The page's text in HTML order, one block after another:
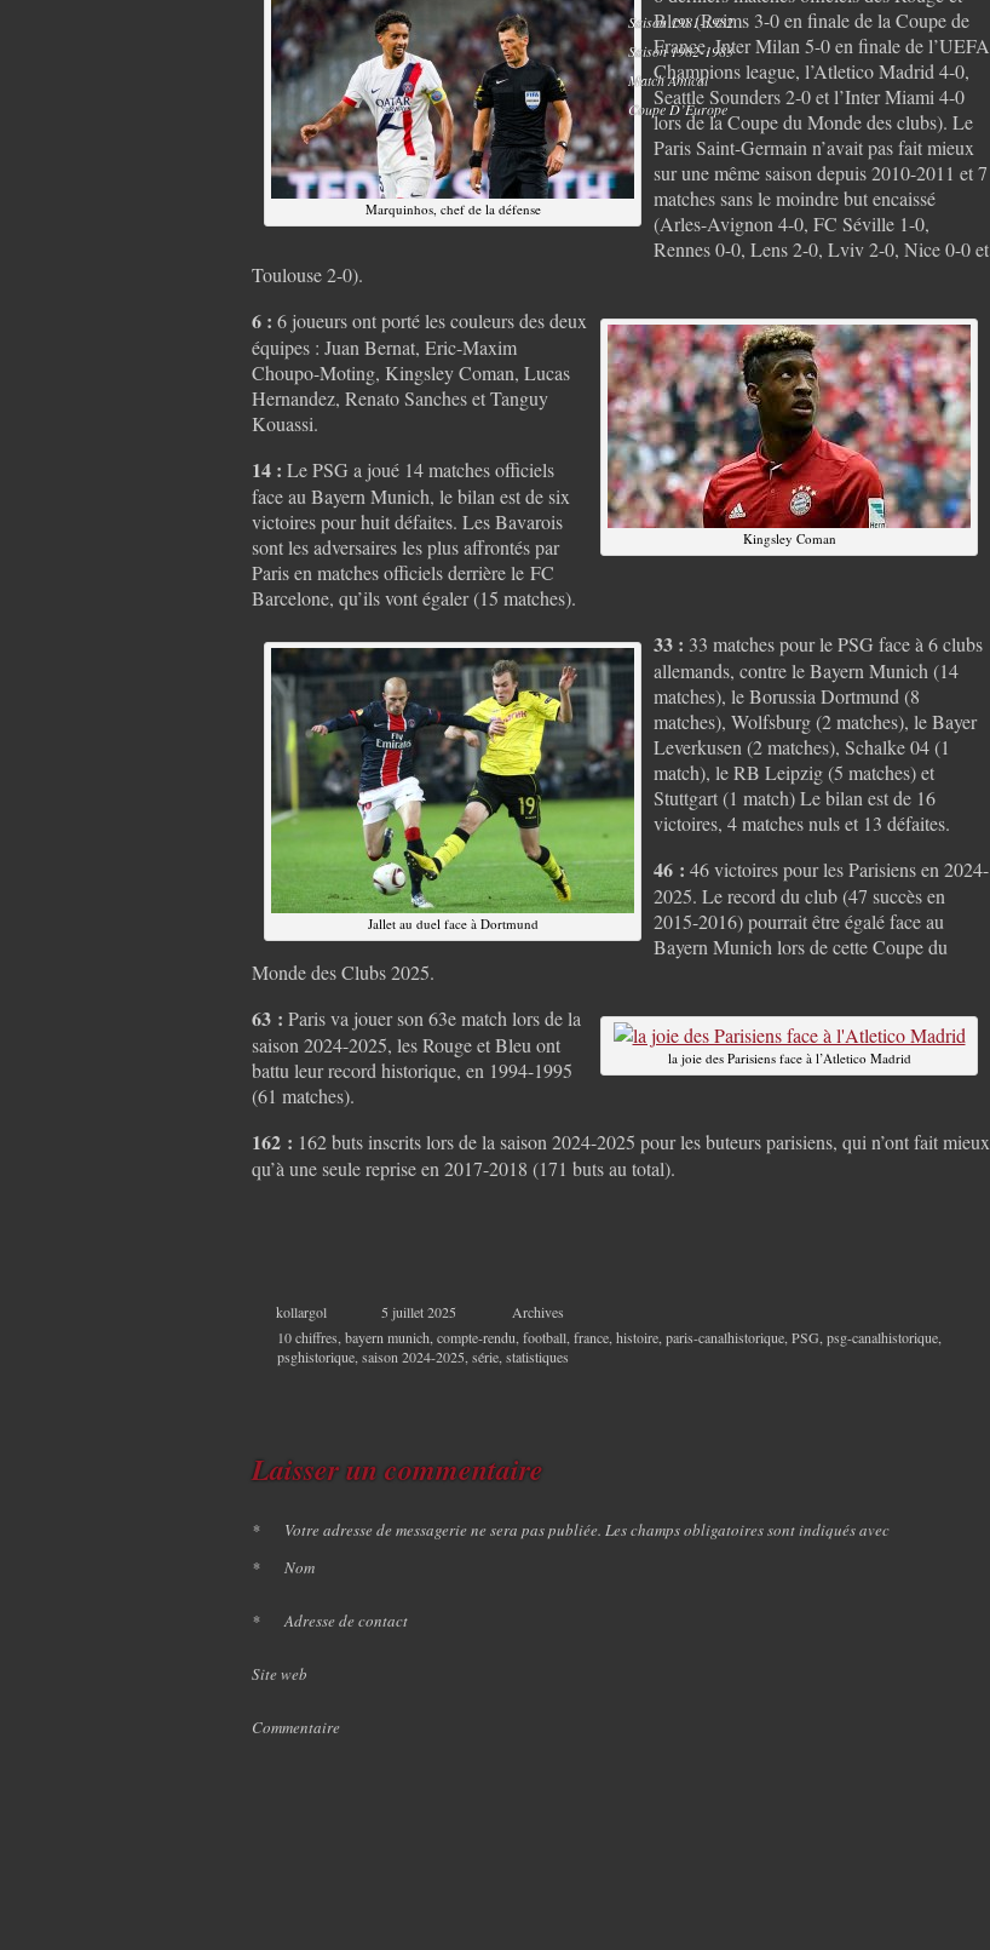
Saison 1981-1982
Saison 1982-1983
Match Amical
Coupe D’Europe
Marquinhos, chef de la défense
Bleu (Reims 3-0 en finale de la Coupe de
France, Inter Milan 5-0 en finale de l’UEFA
Champions league, l’Atletico Madrid 4-0,
Seattle Sounders 2-0 et l’Inter Miami 4-0
lors de la Coupe du Monde des clubs). Le
Paris Saint-Germain n’avait pas fait mieux
sur une même saison depuis 2010-2011 et 7
matches sans le moindre but encaissé
(Arles-Avignon 4-0, FC Séville 1-0,
Rennes 0-0, Lens 2-0, Lviv 2-0, Nice 0-0 et
Toulouse 2-0).
Kingsley Coman
6 : 6 joueurs ont porté les couleurs des deux
équipes : Juan Bernat, Eric-Maxim
Choupo-Moting, Kingsley Coman, Lucas
Hernandez, Renato Sanches et Tanguy
Kouassi.
14 : Le PSG a joué 14 matches officiels
face au Bayern Munich, le bilan est de six
victoires pour huit défaites. Les Bavarois
sont les adversaires les plus affrontés par
Paris en matches officiels derrière le FC
Barcelone, qu’ils vont égaler (15 matches).
Jallet au duel face à Dortmund
33 : 33 matches pour le PSG face à 6 clubs
allemands, contre le Bayern Munich (14
matches), le Borussia Dortmund (8
matches), Wolfsburg (2 matches), le Bayer
Leverkusen (2 matches), Schalke 04 (1
match), le RB Leipzig (5 matches) et
Stuttgart (1 match) Le bilan est de 16
victoires, 4 matches nuls et 13 défaites.
46 : 46 victoires pour les Parisiens en 2024-
2025. Le record du club (47 succès en
2015-2016) pourrait être égalé face au
Bayern Munich lors de cette Coupe du
Monde des Clubs 2025.
la joie des Parisiens face à l’Atletico Madrid
63 : Paris va jouer son 63e match lors de la
saison 2024-2025, les Rouge et Bleu ont
battu leur record historique, en 1994-1995
(61 matches).
162 : 162 buts inscrits lors de la saison 2024-2025 pour les buteurs parisiens, qui n’ont fait mieux
qu’à une seule reprise en 2017-2018 (171 buts au total).
kollargol 5 juillet 2025
Archives
10 chiffres bayern munich compte-rendu football france histoire paris-canalhistorique PSG psg-canalhistorique
psghistorique saison 2024-2025 série statistiques
Laisser un commentaire
Votre adresse de messagerie ne sera pas publiée. Les champs obligatoires sont indiqués avec
*
Nom
*
Adresse de contact
*
Site web
Commentaire